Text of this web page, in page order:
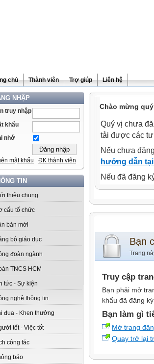
chủ Thành viên Trợ giúp Liên hệ
NHẬP
truy nhập
khẩu
nhớ
mật khẩu ĐK thành viên
TIN
thiệu chung
cấu tổ chức
bản mới
bộ giáo dục
đoàn ngành
TNCS HCM
tức - Sự kiện
nghệ thông tin
đua - Khen thưởng
tốt - Việc tốt
công tác
báo
Chào mừng
Quý vị chưa
tải được các
Nếu chưa
hướng dẫn
Nếu đã đăng
Bạn
Trang
Truy cập
Bạn phải mở
khẩu đã đăng
Bạn làm gì
Mở trang
Quay trở lại